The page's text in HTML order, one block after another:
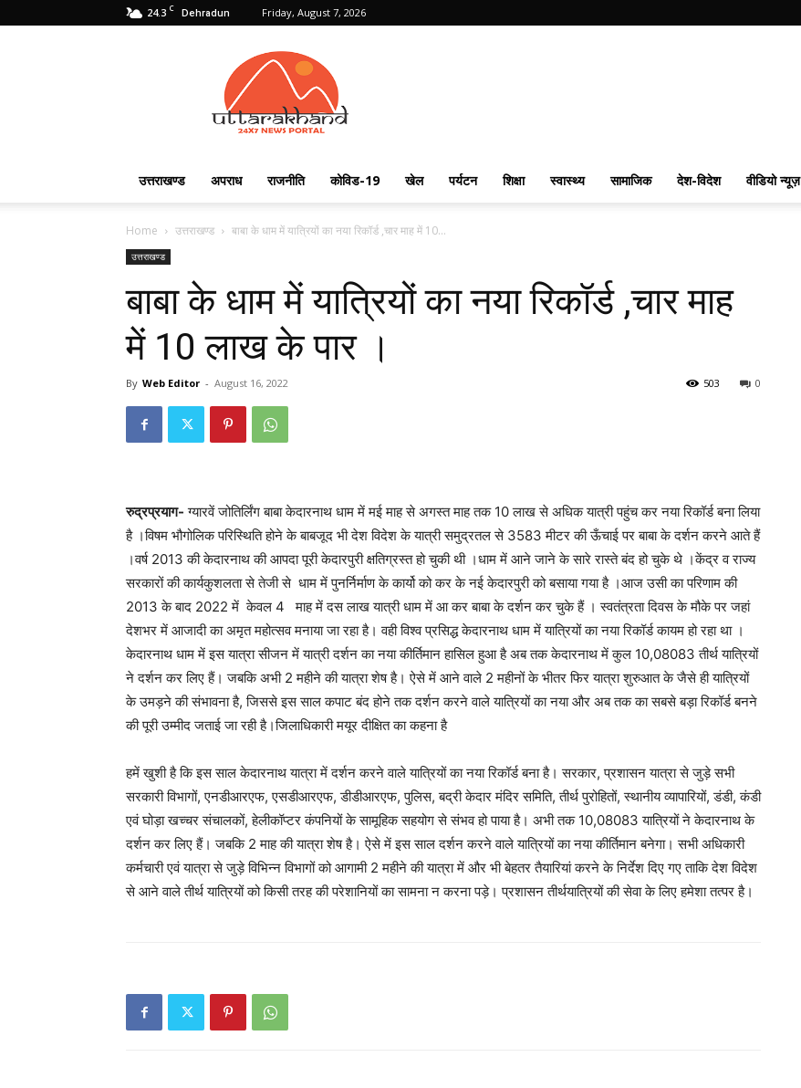
24.3 C Dehradun Friday, August 7, 2026
Uttarakhand
24X7
उत्तराखण्ड अपराध राजनीति कोविड-19 खेल पर्यटन शिक्षा स्वास्थ्य सामाजिक देश-विदेश वीडियो न्यूज़
Home उत्तराखण्ड बाबा के धाम में यात्रियों का नया रिकॉर्ड ,चार माह में 10...
उत्तराखण्ड
बाबा के धाम में यात्रियों का नया रिकॉर्ड ,चार माह
में 10 लाख के पार ।
By Web Editor - August 16, 2022 0
503
रुद्रप्रयाग- ग्यारवें जोतिर्लिंग बाबा केदारनाथ धाम में मई माह से अगस्त माह तक 10 लाख से अधिक यात्री पहुंच कर नया रिकॉर्ड बना लिया
है ।विषम भौगोलिक परिस्थिति होने के बाबजूद भी देश विदेश के यात्री समुद्रतल से 3583 मीटर की ऊँचाई पर बाबा के दर्शन करने आते हैं
।वर्ष 2013 की केदारनाथ की आपदा पूरी केदारपुरी क्षतिग्रस्त हो चुकी थी ।धाम में आने जाने के सारे रास्ते बंद हो चुके थे ।केंद्र व राज्य
सरकारों की कार्यकुशलता से तेजी से धाम में पुनर्निर्माण के कार्यो को कर के नई केदारपुरी को बसाया गया है ।आज उसी का परिणाम की
2013 के बाद 2022 में केवल 4 माह में दस लाख यात्री धाम में आ कर बाबा के दर्शन कर चुके हैं । स्वतंत्रता दिवस के मौके पर जहां
देशभर में आजादी का अमृत महोत्सव मनाया जा रहा है। वही विश्व प्रसिद्ध केदारनाथ धाम में यात्रियों का नया रिकॉर्ड कायम हो रहा था ।
केदारनाथ धाम में इस यात्रा सीजन में यात्री दर्शन का नया कीर्तिमान हासिल हुआ है अब तक केदारनाथ में कुल 10,08083 तीर्थ यात्रियों
ने दर्शन कर लिए हैं। जबकि अभी 2 महीने की यात्रा शेष है। ऐसे में आने वाले 2 महीनों के भीतर फिर यात्रा शुरुआत के जैसे ही यात्रियों
के उमड़ने की संभावना है, जिससे इस साल कपाट बंद होने तक दर्शन करने वाले यात्रियों का नया और अब तक का सबसे बड़ा रिकॉर्ड बनने
की पूरी उम्मीद जताई जा रही है।जिलाधिकारी मयूर दीक्षित का कहना है
हमें खुशी है कि इस साल केदारनाथ यात्रा में दर्शन करने वाले यात्रियों का नया रिकॉर्ड बना है। सरकार, प्रशासन यात्रा से जुड़े सभी
सरकारी विभागों, एनडीआरएफ, एसडीआरएफ, डीडीआरएफ, पुलिस, बद्री केदार मंदिर समिति, तीर्थ पुरोहितों, स्थानीय व्यापारियों, डंडी, कंडी
एवं घोड़ा खच्चर संचालकों, हेलीकॉप्टर कंपनियों के सामूहिक सहयोग से संभव हो पाया है। अभी तक 10,08083 यात्रियों ने केदारनाथ के
दर्शन कर लिए हैं। जबकि 2 माह की यात्रा शेष है। ऐसे में इस साल दर्शन करने वाले यात्रियों का नया कीर्तिमान बनेगा। सभी अधिकारी
कर्मचारी एवं यात्रा से जुड़े विभिन्न विभागों को आगामी 2 महीने की यात्रा में और भी बेहतर तैयारियां करने के निर्देश दिए गए ताकि देश विदेश
से आने वाले तीर्थ यात्रियों को किसी तरह की परेशानियों का सामना न करना पड़े। प्रशासन तीर्थयात्रियों की सेवा के लिए हमेशा तत्पर है।